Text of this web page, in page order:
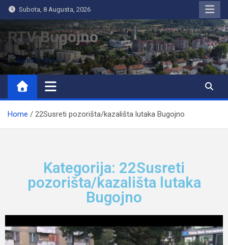
Subota, 8 Augusta, 2026
RTV Bugojno
Home 22Susreti pozorišta/kazališta lutaka Bugojno
Kategorija: 22Susreti
pozorišta/kazališta lutaka
Bugojno